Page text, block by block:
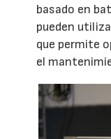
basado en
pueden
que permite
el